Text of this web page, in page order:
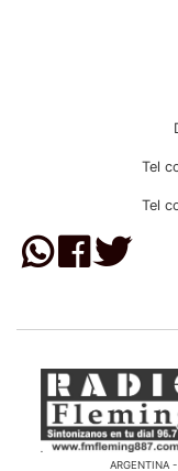
Tel
Tel